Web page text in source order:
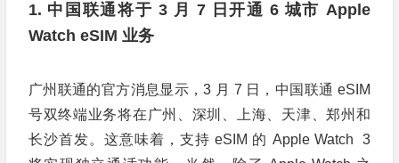
1. 中国联通将于 3 月 7 日开通 6 城市 Apple
Watch eSIM 业务
广州联通的官方消息显示，3 月 7 日，中国联通 eSIM
号双终端业务将在广州、深圳、上海、天津、郑州和
长沙首发。这意味着，支持 eSIM 的 Apple Watch 3